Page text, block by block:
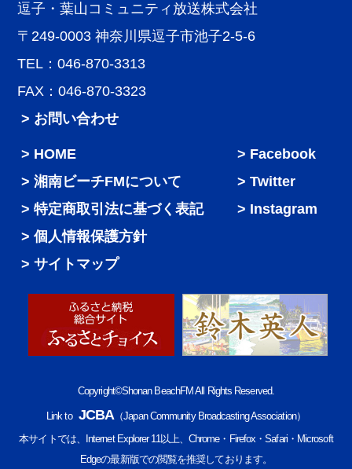
逗子・葉山コミュニティ放送株式会社
〒249-0003 神奈川県逗子市池子2-5-6
TEL：046-870-3313
FAX：046-870-3323
> お問い合わせ
HOME
湘南ビーチFMについて
特定商取引法に基づく表記
個人情報保護方針
サイトマップ
Facebook
Twitter
Instagram
Copyright©Shonan BeachFM All Rights Reserved.
Link to JCBA（Japan Community Broadcasting Association）
本サイトでは、Internet Explorer 11以上、Chrome・Firefox・Safari・Microsoft
Edgeの最新版での閲覧を推奨しております。